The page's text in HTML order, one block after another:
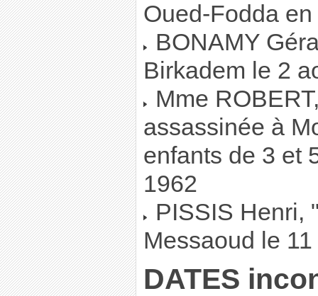
Oued-Fodda
BONAMY
Birkadem le 2
Mme
assassinée à
enfants de 3 et
1962
PISSIS Henri,
Messaoud le
DATES